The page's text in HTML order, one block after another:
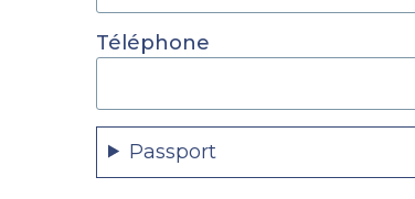
Téléphone
Passport